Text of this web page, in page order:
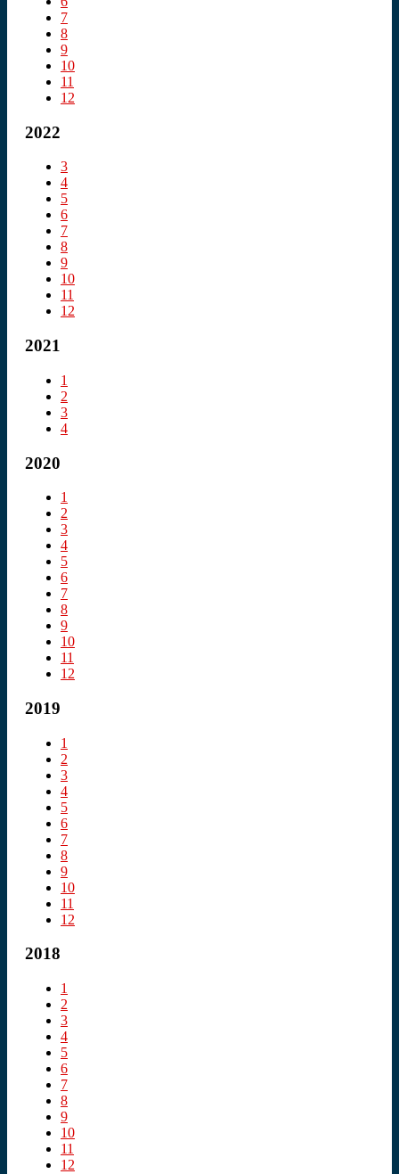
7
8
9
10
11
12
2022
3
4
5
6
7
8
9
10
11
12
2021
1
2
3
4
2020
1
2
3
4
5
6
7
8
9
10
11
12
2019
1
2
3
4
5
6
7
8
9
10
11
12
2018
1
2
3
4
5
6
7
8
9
10
11
12